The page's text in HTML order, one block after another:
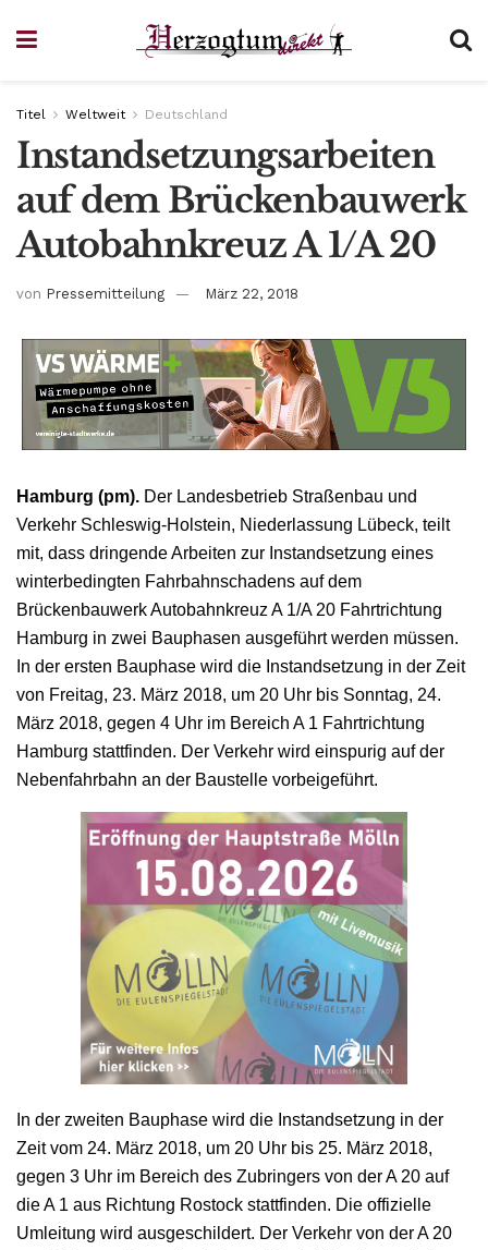
Titel Weltweit Deutschland
Instandsetzungsarbeiten
auf dem Brückenbauwerk
Autobahnkreuz A 1/A 20
von Pressemitteilung März 22, 2018
Hamburg (pm). Der Landesbetrieb Straßenbau und
Verkehr Schleswig-Holstein, Niederlassung Lübeck, teilt
mit, dass dringende Arbeiten zur Instandsetzung eines
winterbedingten Fahrbahnschadens auf dem
Brückenbauwerk Autobahnkreuz A 1/A 20 Fahrtrichtung
Hamburg in zwei Bauphasen ausgeführt werden müssen.
In der ersten Bauphase wird die Instandsetzung in der Zeit
von Freitag, 23. März 2018, um 20 Uhr bis Sonntag, 24.
März 2018, gegen 4 Uhr im Bereich A 1 Fahrtrichtung
Hamburg stattfinden. Der Verkehr wird einspurig auf der
Nebenfahrbahn an der Baustelle vorbeigeführt.
In der zweiten Bauphase wird die Instandsetzung in der
Zeit vom 24. März 2018, um 20 Uhr bis 25. März 2018,
gegen 3 Uhr im Bereich des Zubringers von der A 20 auf
die A 1 aus Richtung Rostock stattfinden. Die offizielle
Umleitung wird ausgeschildert. Der Verkehr von der A 20